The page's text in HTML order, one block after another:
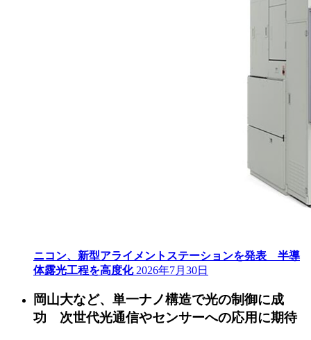
ニコン、新型アライメントステーションを発表 半導
体露光工程を高度化 2026年7月30日
岡山大など、単一ナノ構造で光の制御に成
功 次世代光通信やセンサーへの応用に期待